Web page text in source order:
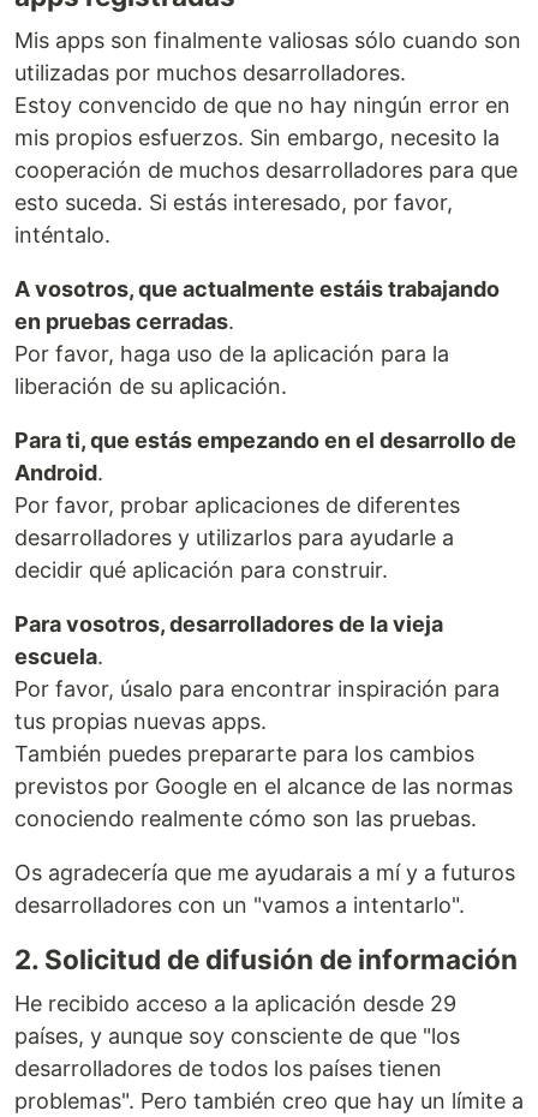
Mis apps son finalmente valiosas sólo cuando son
utilizadas por muchos desarrolladores.
Estoy convencido de que no hay ningún error en
mis propios esfuerzos. Sin embargo, necesito la
cooperación de muchos desarrolladores para que
esto suceda. Si estás interesado, por favor,
inténtalo.
A vosotros, que actualmente estáis trabajando
en pruebas cerradas.
Por favor, haga uso de la aplicación para la
liberación de su aplicación.
Para ti, que estás empezando en el desarrollo de
Android.
Por favor, probar aplicaciones de diferentes
desarrolladores y utilizarlos para ayudarle a
decidir qué aplicación para construir.
Para vosotros, desarrolladores de la vieja
escuela.
Por favor, úsalo para encontrar inspiración para
tus propias nuevas apps.
También puedes prepararte para los cambios
previstos por Google en el alcance de las normas
conociendo realmente cómo son las pruebas.
Os agradecería que me ayudarais a mí y a futuros
desarrolladores con un "vamos a intentarlo".
2. Solicitud de difusión de información
He recibido acceso a la aplicación desde 29
países, y aunque soy consciente de que "los
desarrolladores de todos los países tienen
problemas". Pero también creo que hay un límite a